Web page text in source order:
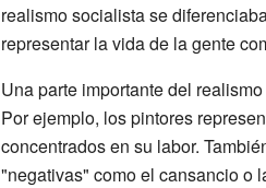
realismo socialista se
representar la vida de la gente
Una parte importante del
Por ejemplo, los pintores
concentrados en su labor.
"negativas" como el cansancio o